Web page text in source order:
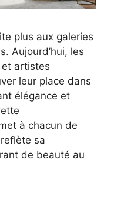
plus aux galeries
Aujourd’hui, les
artistes
leur place dans
élégance et
à chacun de
sa
de beauté au